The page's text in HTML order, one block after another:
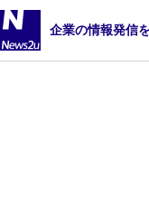
企業の情報発信